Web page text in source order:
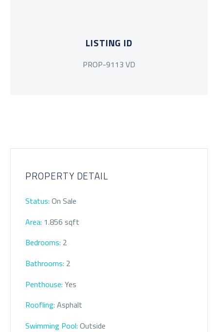
LISTING ID
PROP-9113 VD
PROPERTY DETAIL
Status: On Sale
Area: 1.856 sqft
Bedrooms: 2
Bathrooms: 2
Penthouse: Yes
Roofling: Asphalt
Swimming Pool: Outside